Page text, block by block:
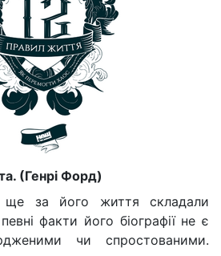
(Генрі Форд)
за його життя складали
факти його біографії не є
чи спростованими.